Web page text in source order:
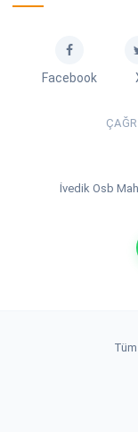
Facebook
İvedik Osb